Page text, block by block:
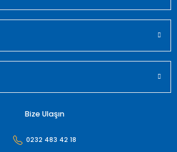
Bize Ulaşın
0232 483 42 18